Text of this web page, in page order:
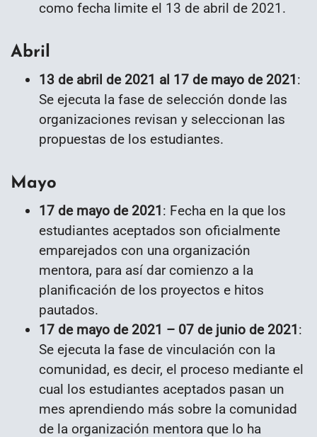
como fecha limite el 13 de abril de 2021.
Abril
13 de abril de 2021 al 17 de mayo de 2021:
Se ejecuta la fase de selección donde las
organizaciones revisan y seleccionan las
propuestas de los estudiantes.
Mayo
17 de mayo de 2021: Fecha en la que los
estudiantes aceptados son oficialmente
emparejados con una organización
mentora, para así dar comienzo a la
planificación de los proyectos e hitos
pautados.
17 de mayo de 2021 – 07 de junio de 2021:
Se ejecuta la fase de vinculación con la
comunidad, es decir, el proceso mediante el
cual los estudiantes aceptados pasan un
mes aprendiendo más sobre la comunidad
de la organización mentora que lo ha